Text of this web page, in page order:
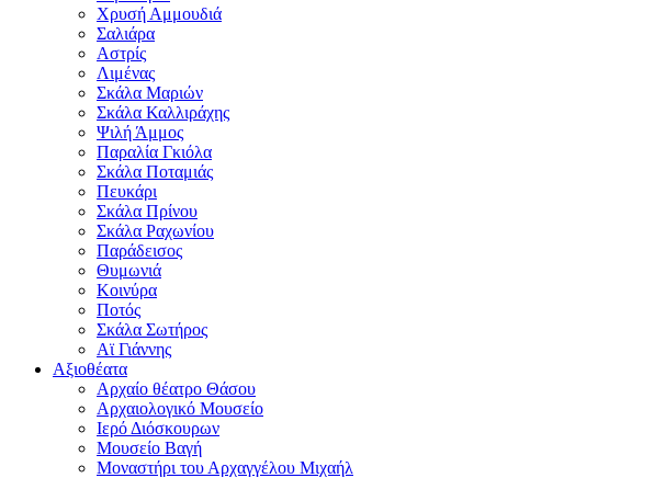
Χρυσή Αμμουδιά
Σαλιάρα
Αστρίς
Λιμένας
Σκάλα Μαριών
Σκάλα Καλλιράχης
Ψιλή Άμμος
Παραλία Γκιόλα
Σκάλα Ποταμιάς
Πευκάρι
Σκάλα Πρίνου
Σκάλα Ραχωνίου
Παράδεισος
Θυμωνιά
Κοινύρα
Ποτός
Σκάλα Σωτήρος
Αϊ Γιάννης
Αξιοθέατα
Αρχαίο θέατρο Θάσου
Αρχαιολογικό Μουσείο
Ιερό Διόσκουρων
Μουσείο Βαγή
Μοναστήρι του Αρχαγγέλου Μιχαήλ